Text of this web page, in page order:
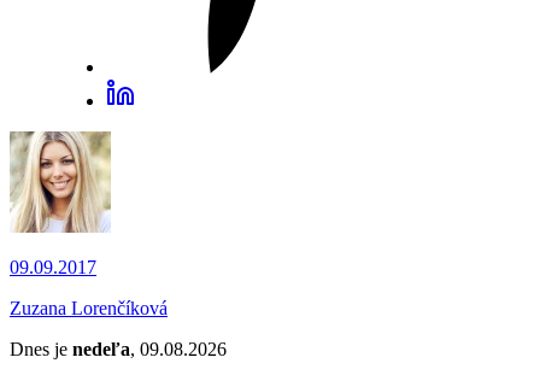
09.09.2017
Zuzana Lorenčíková
Dnes je nedeľa, 09.08.2026